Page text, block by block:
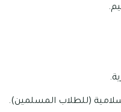
(للطلاب المسلمين).